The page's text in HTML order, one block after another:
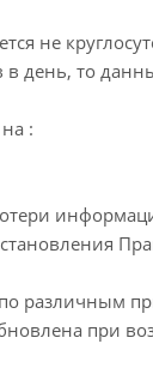
не
день, то
:
при